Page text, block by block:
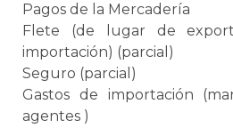
Pagos de la Mercadería
Flete (de lugar de
importación) (parcial)
Seguro (parcial)
Gastos de importación
agentes )